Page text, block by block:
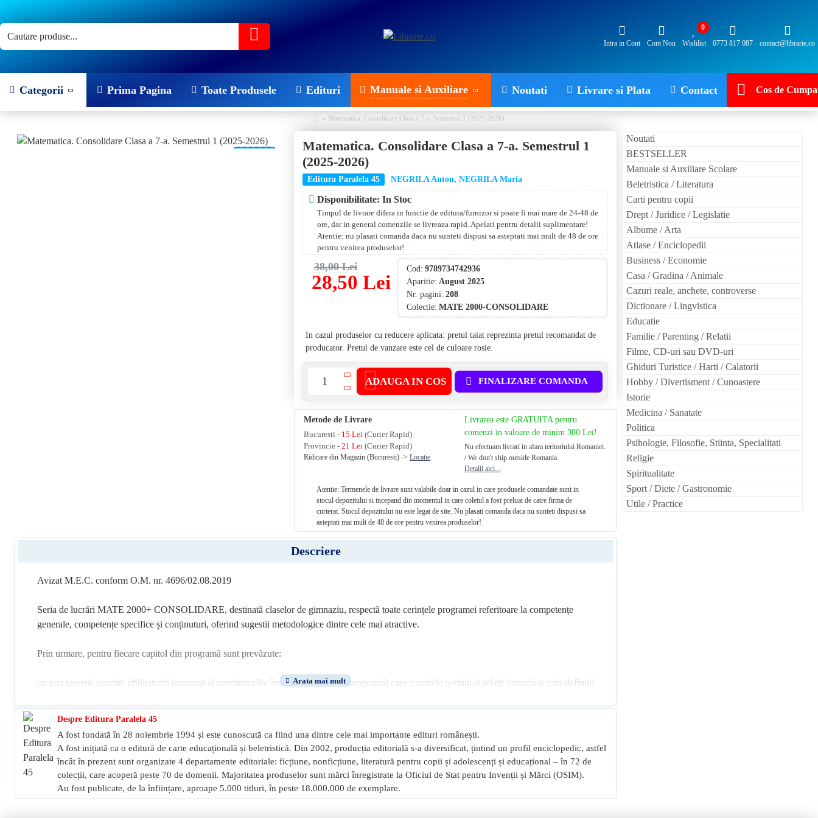
Intra in Cont Cont Nou Wishlist
0
0773 817 087
contact@librarie.co
Categorii Prima Pagina Toate Produsele Edituri Manuale si Auxiliare Noutati Livrare si Plata Contact Cos de
Matematica. Consolidare Clasa a 7-a. Semestrul 1 (2025-2026)
Matematica. Consolidare Clasa a 7-a. Semestrul 1
(2025-2026)
Editura Paralela 45 NEGRILA Anton, NEGRILA Maria
Disponibilitate: In Stoc
Timpul de livrare difera in functie de editura/furnizor si poate fi mai mare de 24-48 de
ore, dar in general comenzile se livreaza rapid. Apelati pentru detalii suplimentare!
Atentie: nu plasati comanda daca nu sunteti dispusi sa asteptati mai mult de 48 de ore
pentru venirea produselor!
28,50 Lei
38,00 Lei Cod: 9789734742936
Aparitie: August 2025
Nr. pagini: 208
Colectie: MATE 2000-CONSOLIDARE
ADAUGA IN COS FINALIZARE COMANDA
In cazul produselor cu reducere aplicata: pretul taiat reprezinta pretul recomandat de
producator. Pretul de vanzare este cel de culoare rosie.
Metode de Livrare
Bucuresti - 15 Lei (Curier Rapid)
Provincie -21 Lei (Curier Rapid)
Ridicare din Magazin (Bucuresti) ->Locatie
Livrarea este GRATUITA pentru
comenzi in valoare de minim 300 Lei!
Nu efectuam livrari in afara teritoriului Romaniei.
/ We don't ship outside Romania.
Detalii aici...
Atentie: Termenele de livrare sunt valabile doar in cazul in care produsele comandate sunt in
stocul depozitului si incepand din momentul in care coletul a fost preluat de catre firma de
curierat. Stocul depozitului nu este legat de site. Nu plasati comanda daca nu sunteti dispusi sa
asteptati mai mult de 48 de ore pentru venirea produselor!
Despre Editura Paralela 45
A fost fondată în 28 noiembrie 1994 și este cunoscută ca fiind una dintre cele mai importante edituri românești.
A fost inițiată ca o editură de carte educațională și beletristică. Din 2002, producția editorială s-a diversificat, țintind un profil enciclopedic, astfel
încât în prezent sunt organizate 4 departamente editoriale: ficțiune, nonficțiune, literatură pentru copii și adolescenți și educațional – în 72 de
colecții, care acoperă peste 70 de domenii. Majoritatea produselor sunt mărci înregistrate la Oficiul de Stat pentru Invenții și Mărci (OSIM).
Au fost publicate, de la înființare, aproape 5.000 titluri, în peste 18.000.000 de exemplare.
Descriere
Avizat M.E.C. conform O.M. nr. 4696/02.08.2019
Seria de lucrări MATE 2000+ CONSOLIDARE, destinată claselor de gimnaziu, respectă toate cerințele programei referitoare la competențe
generale, competențe specifice și conținuturi, oferind sugestii metodologice dintre cele mai atractive.
Prin urmare, pentru fiecare capitol din programă sunt prevăzute:
un text teoretic succint, obligatoriu (rezumat al conținuturilor învățării propuse de programă) care cuprinde noțiuni și relații (introduse prin definiții
de elevi, noțiunile teoretice sunt însoțite de exemple și modele de rezolvări;
un text teoretic neobligatoriu, destinat aprofundării suplimentare de către elevii preocupați de performanță a conținuturilor propuse de programă,
în vederea obținerii unor rezultate deosebite la concursuri și olimpiade școlare;
activități de consolidare a învățării, pentru lucrul la clasă și pentru acasă (afterschool, homeschooling), care grupează tipuri diverse de exerciții și
probleme pe trei niveluri progresive: 1) înțelegere; 2) aplicare și exersare; 3) aprofundare și performanță. Această abordare modulară permite
aplicarea metodei interactive moderne de învățare centrată pe elev știu / vreau să știu / am învățat;
utilizarea algoritmilor și conceptelor matematice de bază în activitatea practică (matematica aplicată în viața cotidiană) ca metodă modernă de
Noutati
BESTSELLER
Manuale si Auxiliare Scolare
Beletristica / Literatura
Carti pentru copii
Drept / Juridice / Legislatie
Albume / Arta
Atlase / Enciclopedii
Business / Economie
Casa / Gradina / Animale
Cazuri reale, anchete, controverse
Dictionare / Lingvistica
Educatie
Familie / Parenting / Relatii
Filme, CD-uri sau DVD-uri
Ghiduri Turistice / Harti / Calatorii
Hobby / Divertisment / Cunoastere
Istorie
Medicina / Sanatate
Politica
Psihologie, Filosofie, Stiinta, Specialitati
Religie
Spiritualitate
Sport / Diete / Gastronomie
Utile / Practice